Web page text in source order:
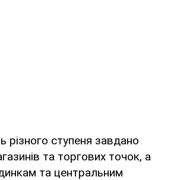
різного ступеня завдано
та торгових точок, а
та центральним